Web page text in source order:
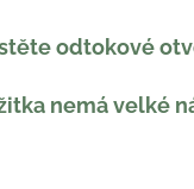
odtokové
nemá velké